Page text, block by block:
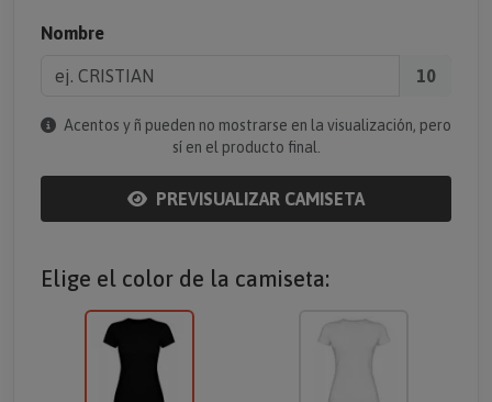
Nombre
10
Acentos y ñ pueden no mostrarse en la visualización, pero
sí en el producto final.
PREVISUALIZAR CAMISETA
Elige el color de la camiseta: